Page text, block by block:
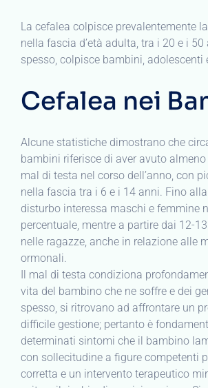
La cefalea colpisce prevalentemente
nella fascia d’età adulta, tra i 20 e i 50
spesso, colpisce bambini, adolescenti
Cefalea nei
Alcune statistiche dimostrano che
bambini riferisce di aver avuto
mal di testa nel corso dell’anno, con
nella fascia tra i 6 e i 14 anni. Fino
disturbo interessa maschi e femmine
percentuale, mentre a partire dai 12-
nelle ragazze, anche in relazione alle
ormonali.
Il mal di testa condiziona
vita del bambino che ne soffre e dei
spesso, si ritrovano ad affrontare un
difficile gestione; pertanto è
determinati sintomi che il bambino
con sollecitudine a figure competenti
corretta e un intervento terapeutico